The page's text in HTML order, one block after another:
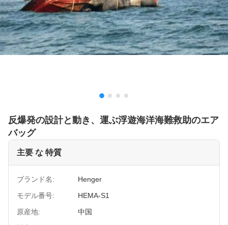
反爆発の設計と動き、運ぶ浮遊海洋海難救助のエア
バッグ
主要 な 特質
ブランド名:
Henger
モデル番号:
HEMA-S1
原産地:
中国